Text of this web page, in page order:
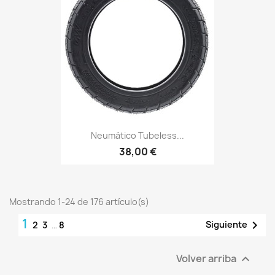
Neumático Tubeless...
38,00 €
Mostrando 1-24 de 176 artículo(s)
1 2 3 … 8 Siguiente 
Volver arriba 